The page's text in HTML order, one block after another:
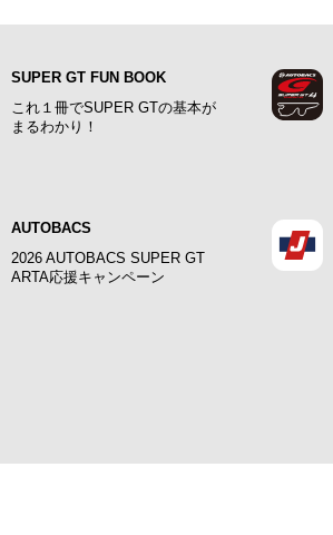
SUPER GT FUN BOOK
これ１冊でSUPER GTの基本が
まるわかり！
AUTOBACS
2026 AUTOBACS SUPER GT
ARTA応援キャンペーン